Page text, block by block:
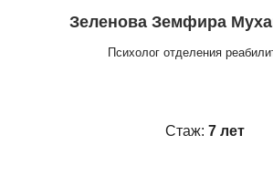
Зеленова Земфира
Психолог отделения
Стаж: 7 лет